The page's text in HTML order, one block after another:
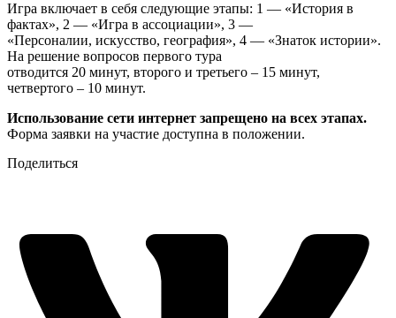
Игра включает в себя следующие этапы: 1 — «История в
фактах», 2 — «Игра в ассоциации», 3 —
«Персоналии, искусство, география», 4 — «Знаток истории».
На решение вопросов первого тура
отводится 20 минут, второго и третьего – 15 минут,
четвертого – 10 минут.
Использование сети интернет запрещено на всех этапах.
Форма заявки на участие доступна в положении.
Поделиться